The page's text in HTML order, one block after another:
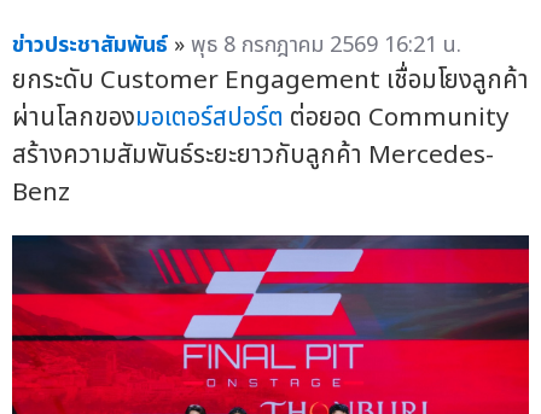
ข่าวประชาสัมพันธ์ »พุธ 8 กรกฎาคม 2569 16:21 น.
ยกระดับ Customer Engagement เชื่อมโยงลูกค้า
ผ่านโลกของมอเตอร์สปอร์ต ต่อยอด Community
สร้างความสัมพันธ์ระยะยาวกับลูกค้า Mercedes-
Benz